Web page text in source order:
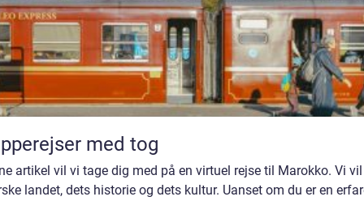
med tog
artikel vil vi tage dig med på en virtuel rejse til Marokko. Vi vil
landet, dets historie og dets kultur. Uanset om du er en